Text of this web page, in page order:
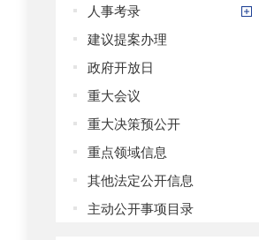
人事考录
建议提案办理
政府开放日
重大会议
重大决策预公开
重点领域信息
其他法定公开信息
主动公开事项目录